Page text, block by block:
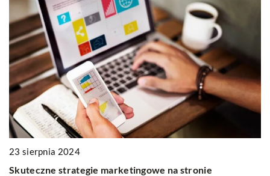
23 sierpnia 2024
Skuteczne strategie marketingowe na stronie